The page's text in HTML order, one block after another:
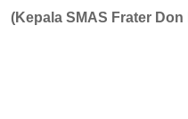
(Kepala SMAS Frater